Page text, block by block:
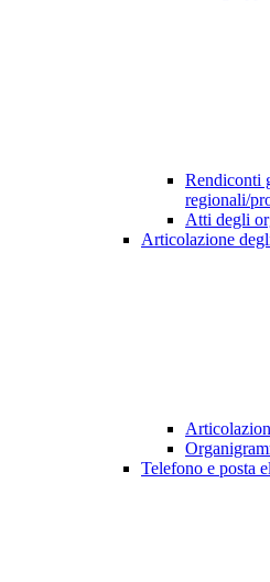
Rendiconti
regionali/
Atti degli
Articolazione
Telefono e posta